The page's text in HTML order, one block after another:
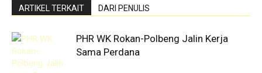
ARTIKEL TERKAIT DARI PENULIS
PHR WK Rokan-Polbeng Jalin Kerja
Sama Perdana